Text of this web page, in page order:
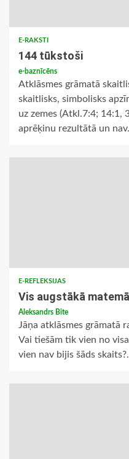
E-RAKSTI
144 tūkstoši
e-baznīcēns
Atklāsmes grāmatā
skaitlisks, simbolisks
uz zemes (Atkl.7:4; 14:1,
aprēķinu rezultātā un
E-REFLEKSIJAS
Vis augstākā
Aleksandrs Bite
Jāņa atklāsmes grāmatā
Vai tiešām tik vien no
vien nav bijis šāds